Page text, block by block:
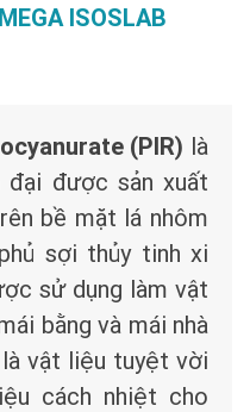
ISOSLAB
(PIR) là
được sản xuất
bề mặt lá nhôm
sợi thủy tinh xi
sử dụng làm vật
bằng và mái nhà
là vật liệu tuyệt vời
cách nhiệt cho